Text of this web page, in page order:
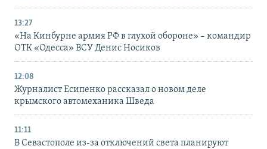
13:27
«На Кинбурне армия РФ в глухой обороне» – командир
ОТК «Одесса» ВСУ Денис Носиков
12:08
Журналист Есипенко рассказал о новом деле
крымского автомеханика Шведа
11:11
В Севастополе из-за отключений света планируют